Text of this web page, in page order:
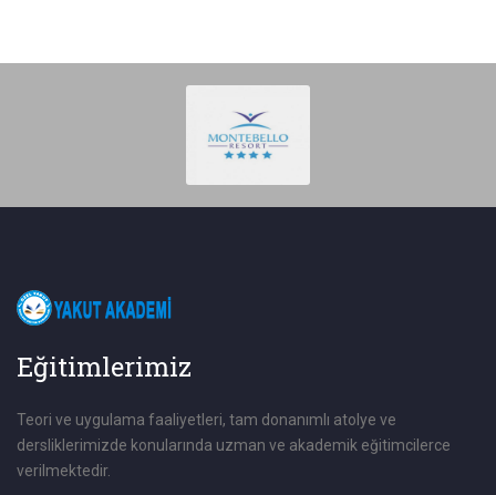
Eğitimlerimiz
Teori ve uygulama faaliyetleri, tam donanımlı atolye ve
dersliklerimizde konularında uzman ve akademik eğitimcilerce
verilmektedir.